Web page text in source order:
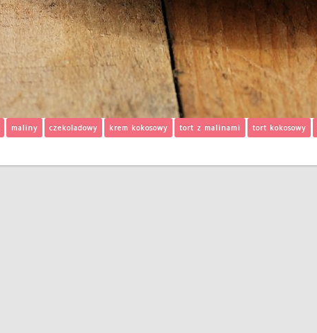
maliny czekoladowy krem kokosowy tort z malinami tort kokosowy